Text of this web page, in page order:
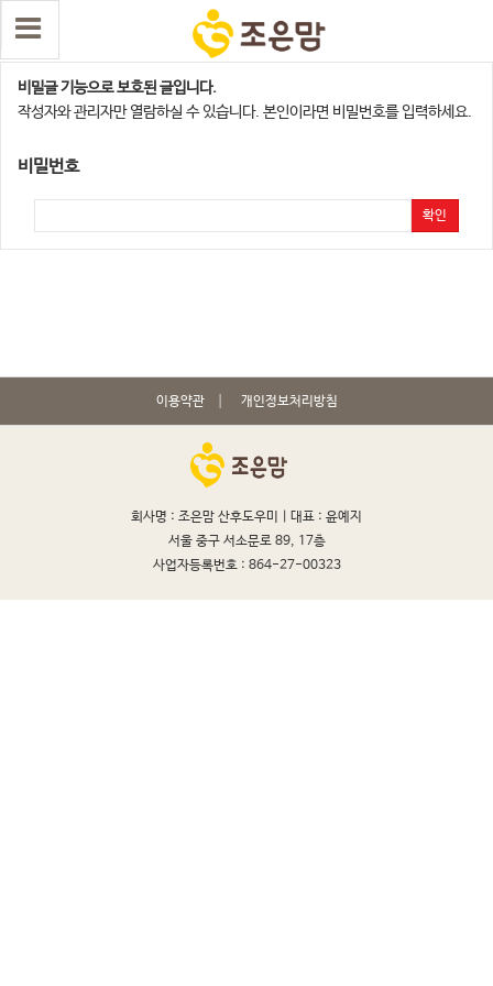
용산,서대문지점
비밀글 기능으로 보호된 글입니다.
작성자와 관리자만 열람하실 수 있습니다. 본인이라면 비밀번호를 입력하세요.
비밀번호
확인
이용약관 개인정보처리방침
회사명 : 조은맘 산후도우미 | 대표 : 윤예지
서울 중구 서소문로 89, 17층
사업자등록번호 : 864-27-00323